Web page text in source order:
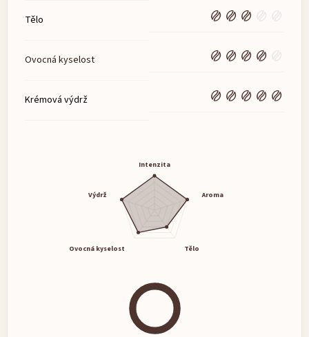
Tělo
Ovocná kyselost
Krémová výdrž
Intenzita
Aroma
Tělo
Ovocná kyselost
Výdrž